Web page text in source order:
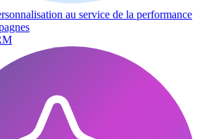
au service de la performance